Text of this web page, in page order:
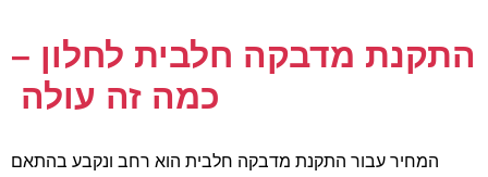
התקנת מדבקה חלבית לחלון –
כמה זה עולה
המחיר עבור התקנת מדבקה חלבית הוא רחב ונקבע בהתאם